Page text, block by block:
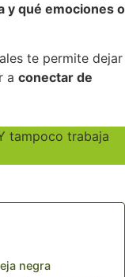
y qué emociones o
te permite dejar
a conectar de
tampoco trabaja
negra